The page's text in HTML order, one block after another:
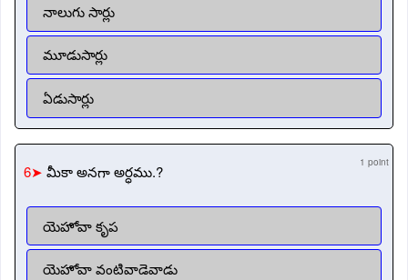
నాలుగు సార్లు
మూడుసార్లు
ఏడుసార్లు
6➤ మీకా అనగా అర్ధము.? 1 point
యెహోవా కృప
యెహోవా వంటివాడెవాడు